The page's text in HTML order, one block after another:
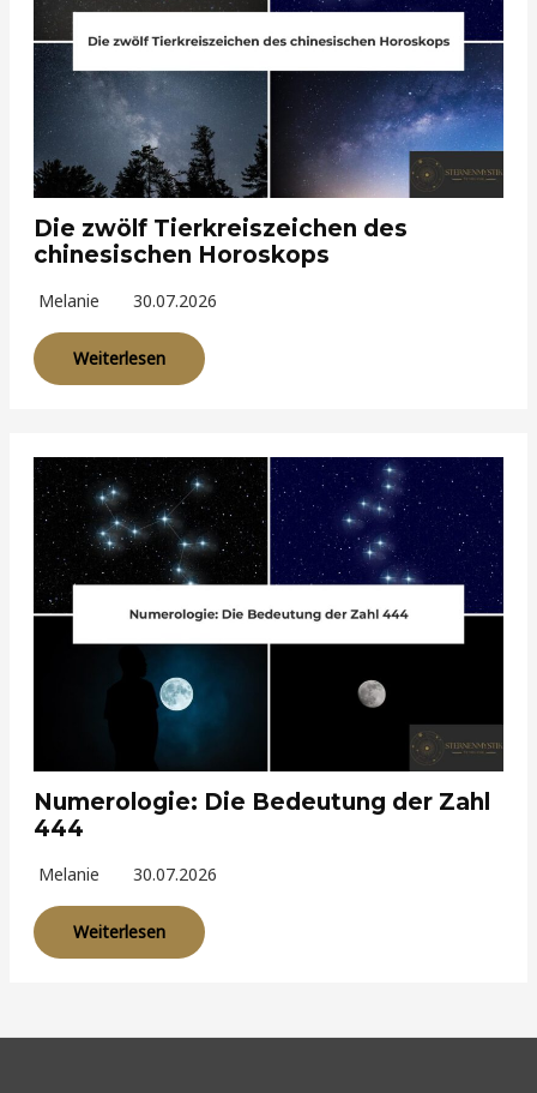
Die zwölf Tierkreiszeichen des
chinesischen Horoskops
Melanie 30.07.2026
Weiterlesen
Numerologie: Die Bedeutung der Zahl
444
Melanie 30.07.2026
Weiterlesen